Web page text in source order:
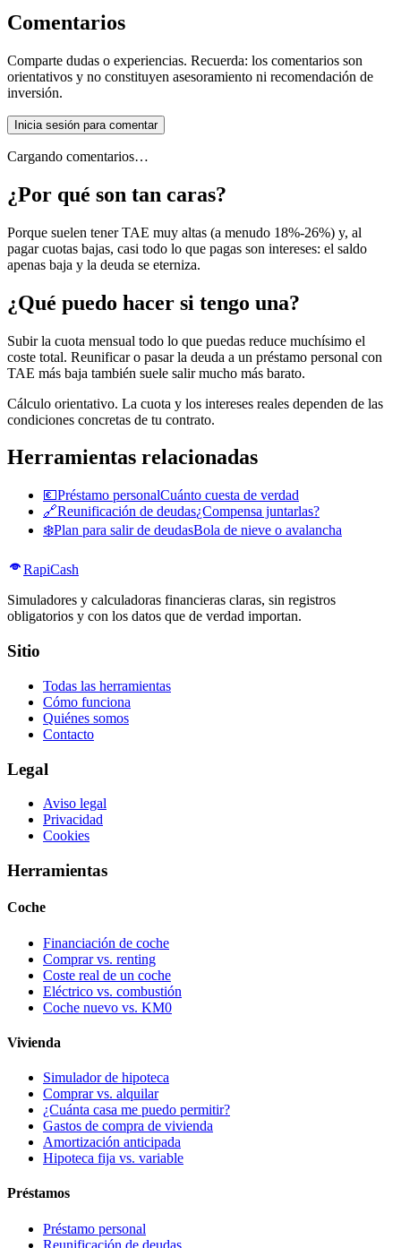
Comentarios
Comparte dudas o experiencias. Recuerda: los comentarios son
orientativos y no constituyen asesoramiento ni recomendación de
inversión.
Inicia sesión para comentar
Cargando comentarios…
¿Por qué son tan caras?
Porque suelen tener TAE muy altas (a menudo 18%-26%) y, al
pagar cuotas bajas, casi todo lo que pagas son intereses: el saldo
apenas baja y la deuda se eterniza.
¿Qué puedo hacer si tengo una?
Subir la cuota mensual todo lo que puedas reduce muchísimo el
coste total. Reunificar o pasar la deuda a un préstamo personal con
TAE más baja también suele salir mucho más barato.
Cálculo orientativo. La cuota y los intereses reales dependen de las
condiciones concretas de tu contrato.
Herramientas relacionadas
💶Préstamo personalCuánto cuesta de verdad
🔗Reunificación de deudas¿Compensa juntarlas?
❄️Plan para salir de deudasBola de nieve o avalancha
RapiCash
Simuladores y calculadoras financieras claras, sin registros
obligatorios y con los datos que de verdad importan.
Sitio
Todas las herramientas
Cómo funciona
Quiénes somos
Contacto
Legal
Aviso legal
Privacidad
Cookies
Herramientas
Coche
Financiación de coche
Comprar vs. renting
Coste real de un coche
Eléctrico vs. combustión
Coche nuevo vs. KM0
Vivienda
Simulador de hipoteca
Comprar vs. alquilar
¿Cuánta casa me puedo permitir?
Gastos de compra de vivienda
Amortización anticipada
Hipoteca fija vs. variable
Préstamos
Préstamo personal
Reunificación de deudas